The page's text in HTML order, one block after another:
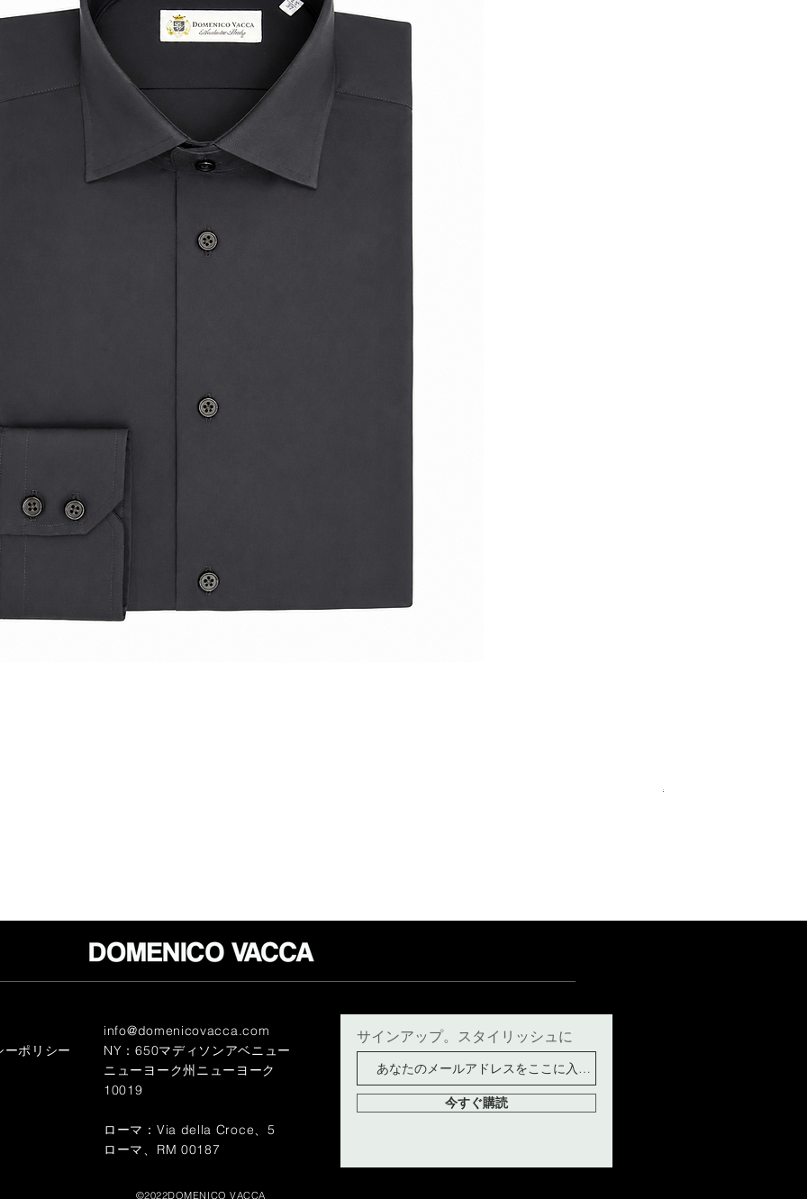
通常価格
€340.00
ーポリシー
info@domenicovacca.com
NY：650マディソンアベニュー
ニューヨーク州ニューヨーク
10019
ローマ：Via della Croce、5
ローマ、RM 00187
サインアップ。スタイリッシュに
今すぐ購読
©2022DOMENICO VACCA